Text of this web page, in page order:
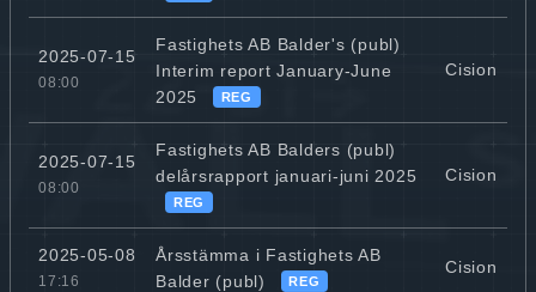
2025-07-15
08:00
Fastighets AB Balder's (publ)
Interim report January-June
2025
REG
Cision
2025-07-15
08:00
Fastighets AB Balders (publ)
delårsrapport januari-juni 2025
REG
Cision
2025-05-08
17:16
Årsstämma i Fastighets AB
Balder (publ)
REG
Cision